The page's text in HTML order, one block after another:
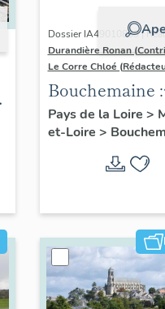
Dossier IA49010833 |
Durandière Ronan
Le Corre Chloé
Bouchemaine :
présentation
commune
Pays de la Loire >
et-Loire >